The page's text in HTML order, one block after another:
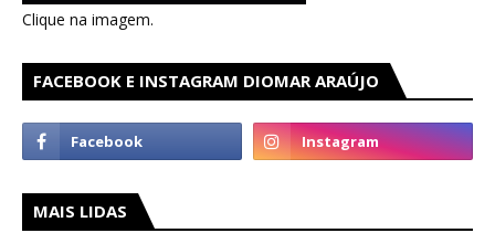
Clique na imagem.
FACEBOOK E INSTAGRAM DIOMAR ARAÚJO
MAIS LIDAS